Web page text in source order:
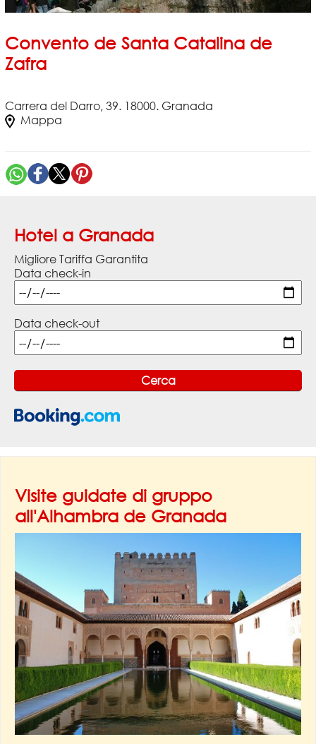
Convento de Santa Catalina de
Zafra
Carrera del Darro, 39. 18000. Granada
Mappa
Hotel a Granada
Migliore Tariffa Garantita
Data check-in
Data check-out
Visite guidate di gruppo
all'Alhambra de Granada